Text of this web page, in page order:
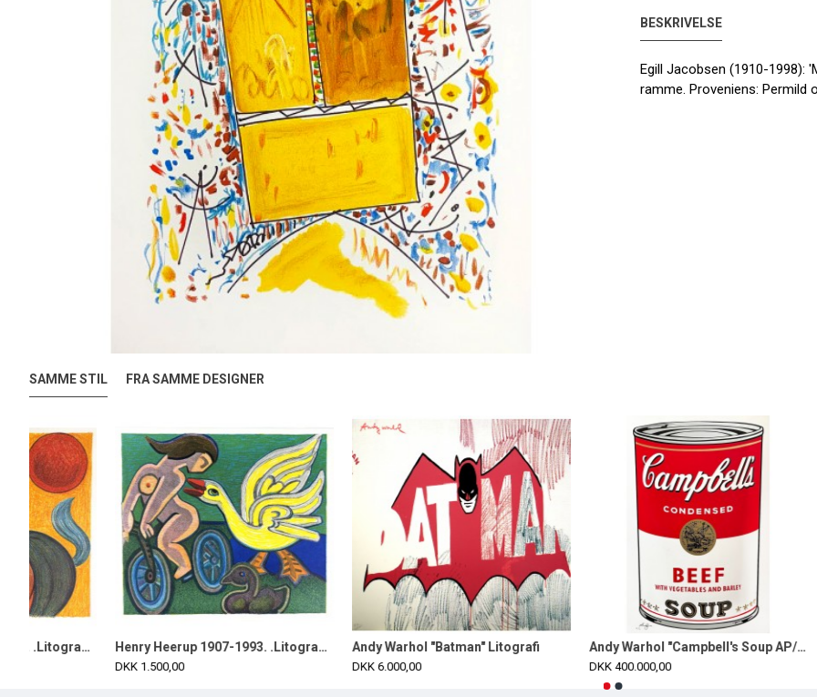
BESKRIVELSE
Egill Jacobsen (1910-1998):
ramme. Proveniens: Permild
SAMME STIL FRA SAMME DESIGNER
Henry Heerup 1907-1993. .Litografi i farver. Henry Heerup 1907-1993. .Litografi i farver. Andy Warhol "Batman" Litografi